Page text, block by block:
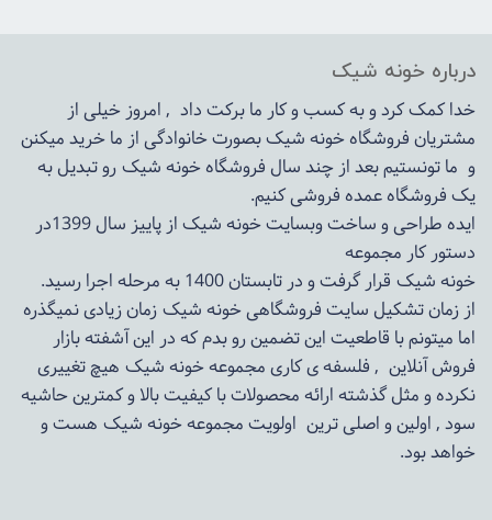
درباره خونه شیک
خدا کمک کرد و به کسب و کار ما برکت داد , امروز خیلی از
مشتریان فروشگاه خونه شیک بصورت خانوادگی از ما خرید میکنن
و ما تونستیم بعد از چند سال فروشگاهخونه شیکرو تبدیل به
یک فروشگاه عمده فروشی کنیم.
ایده طراحی و ساخت وبسایت خونه شیک از پاییز سال 1399در
دستور کار مجموعه
خونه شیک قرار گرفت و در تابستان 1400 به مرحله اجرا رسید.
از زمان تشکیل سایت فروشگاهیخونه شیکزمان زیادی نمیگذره
اما میتونم با قاطعیت این تضمین رو بدم که در این آشفته بازار
فروش آنلاین , فلسفه ی کاری مجموعهخونه شیک هیچ تغییری
نکرده و مثل گذشته ارائه محصولات با کیفیت بالا و کمترین حاشیه
سود , اولین و اصلی ترین اولویت مجموعهخونه شیک هست و
خواهد بود.